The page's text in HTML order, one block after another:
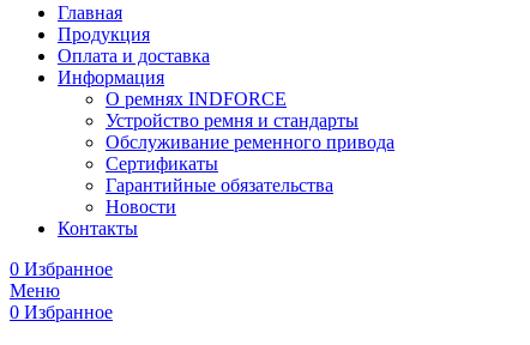
Главная
Продукция
Оплата и доставка
Информация
О ремнях INDFORCE
Устройство ремня и стандарты
Обслуживание ременного привода
Сертификаты
Гарантийные обязательства
Новости
Контакты
0 Избранное
Меню
0 Избранное